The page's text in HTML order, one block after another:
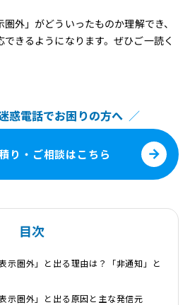
外」がどういったものか理解でき、
きるようになります。ぜひご一読く
惑電話でお困りの方へ ／
り・ご相談はこちら
目次
示圏外」と出る理由は？「非通知」と
示圏外」と出る原因と主な発信元